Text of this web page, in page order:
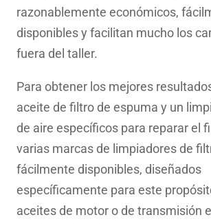
razonablemente económicos,
disponibles y facilitan mucho los
fuera del taller.
Para obtener los mejores
aceite de filtro de espuma y un
de aire específicos para reparar el
varias marcas de limpiadores de
fácilmente disponibles, diseñados
específicamente para este
aceites de motor o de transmisión